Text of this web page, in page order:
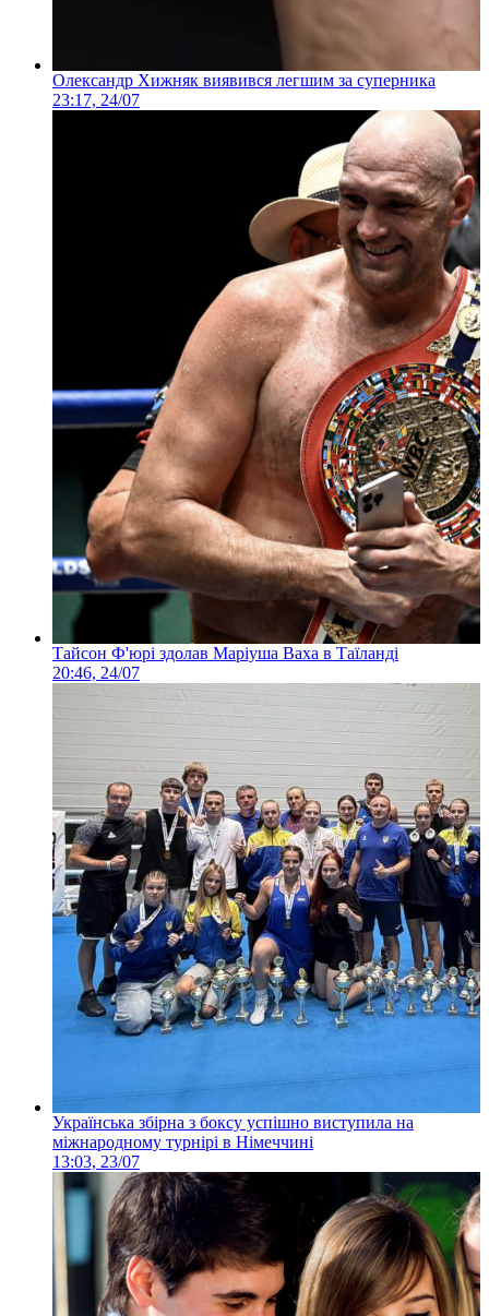
Олександр Хижняк виявився легшим за суперника
23:17, 24/07
Тайсон Ф'юрі здолав Маріуша Ваха в Таїланді
20:46, 24/07
Українська збірна з боксу успішно виступила на
міжнародному турнірі в Німеччині
13:03, 23/07